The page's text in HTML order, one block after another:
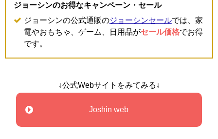
ジョーシンのお得なキャンペーン・セール
ジョーシンの公式通販のジョーシンセールでは、家
電やおもちゃ、ゲーム、日用品がセール価格でお得
です。
↓公式Webサイトをみてみる↓
Joshin web